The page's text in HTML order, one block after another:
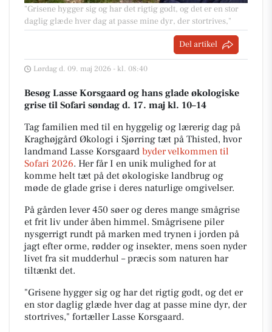
"Grisene hygger sig og har det rigtig godt, og det er en stor
daglig glæde hver dag at passe mine dyr, der stortrives,"
Del artikel
Lørdag d. 09. maj 2026 - kl. 08:40
Besøg Lasse Korsgaard og hans glade økologiske
grise til Sofari søndag d. 17. maj kl. 10–14
Tag familien med til en hyggelig og lærerig dag på
Kraghøjgård Økologi i Sjørring tæt på Thisted, hvor
landmand Lasse Korsgaard byder velkommen til
Sofari 2026. Her får I en unik mulighed for at
komme helt tæt på det økologiske landbrug og
møde de glade grise i deres naturlige omgivelser.
På gården lever 450 søer og deres mange smågrise
et frit liv under åben himmel. Smågrisene piler
nysgerrigt rundt på marken med trynen i jorden på
jagt efter orme, rødder og insekter, mens soen nyder
livet fra sit mudderhul – præcis som naturen har
tiltænkt det.
"Grisene hygger sig og har det rigtig godt, og det er
en stor daglig glæde hver dag at passe mine dyr, der
stortrives," fortæller Lasse Korsgaard.